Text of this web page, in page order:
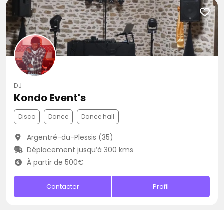
DJ
Kondo Event's
Disco Dance Dance hall
Argentré-du-Plessis (35)
Déplacement jusqu’à 300 kms
À partir de 500€
Contacter Profil